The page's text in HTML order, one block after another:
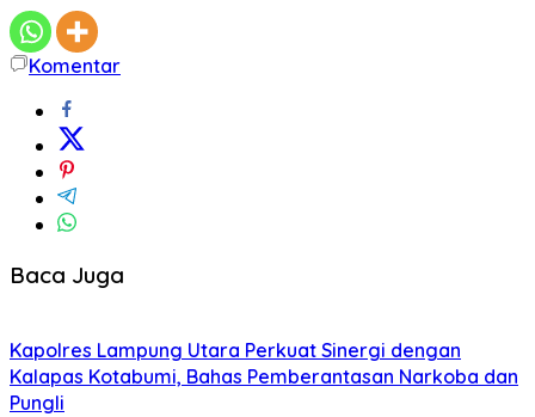
Komentar
Baca Juga
Kapolres Lampung Utara Perkuat Sinergi dengan
Kalapas Kotabumi, Bahas Pemberantasan Narkoba dan
Pungli